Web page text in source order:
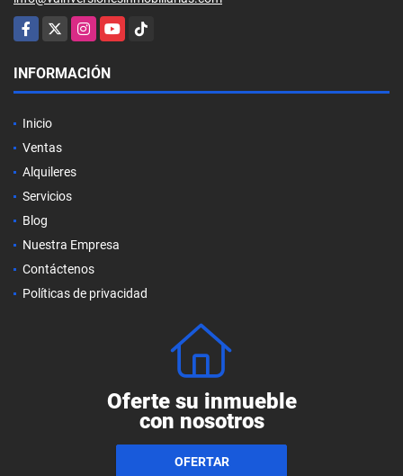
Facebook
X InstagramYouTubeTikTok
INFORMACIÓN
Inicio
Ventas
Alquileres
Servicios
Blog
Nuestra Empresa
Contáctenos
Políticas de privacidad
Oferte su inmueble
con nosotros
OFERTAR